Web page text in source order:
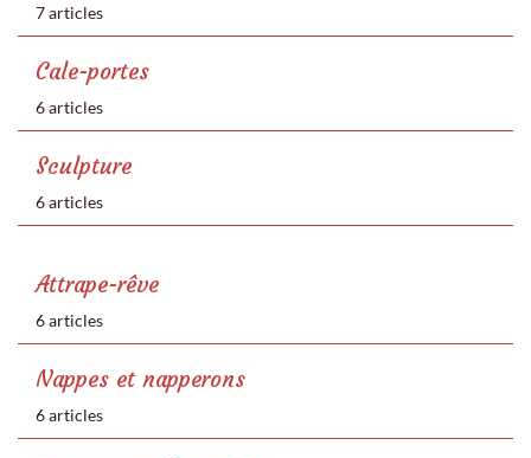
7 articles
Cale-portes
6 articles
Sculpture
6 articles
Attrape-rêve
6 articles
Nappes et napperons
6 articles